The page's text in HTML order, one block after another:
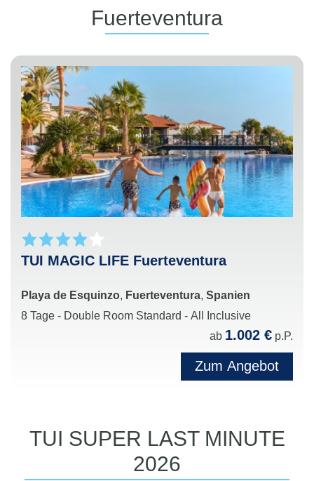
Fuerteventura
TUI MAGIC LIFE Fuerteventura
Playa de Esquinzo, Fuerteventura, Spanien
8 Tage - Double Room Standard - All Inclusive
ab 1.002 € p.P.
Zum Angebot
TUI SUPER LAST MINUTE
2026